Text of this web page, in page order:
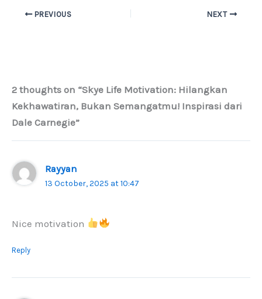
PREVIOUS NEXT
2 thoughts on “Skye Life Motivation: Hilangkan
Kekhawatiran, Bukan Semangatmu! Inspirasi dari
Dale Carnegie”
Rayyan
13 October, 2025 at 10:47
Nice motivation
Reply